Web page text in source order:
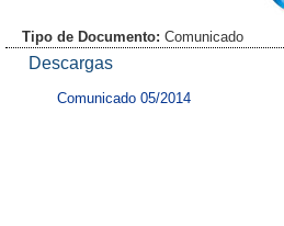
Tipo de Documento: Comunicado
Descargas
Comunicado 05/2014